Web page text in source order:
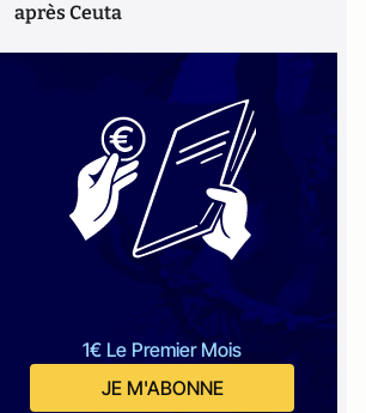
après Ceuta
1€ Le Premier Mois
JE M'ABONNE